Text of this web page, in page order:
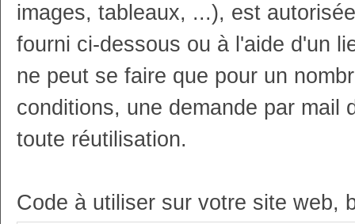
images, tableaux, ...), est
fourni ci-dessous ou à l'aide d'un
ne peut se faire que pour un
conditions, une demande par mail
toute réutilisation.
Code à utiliser sur votre site web,